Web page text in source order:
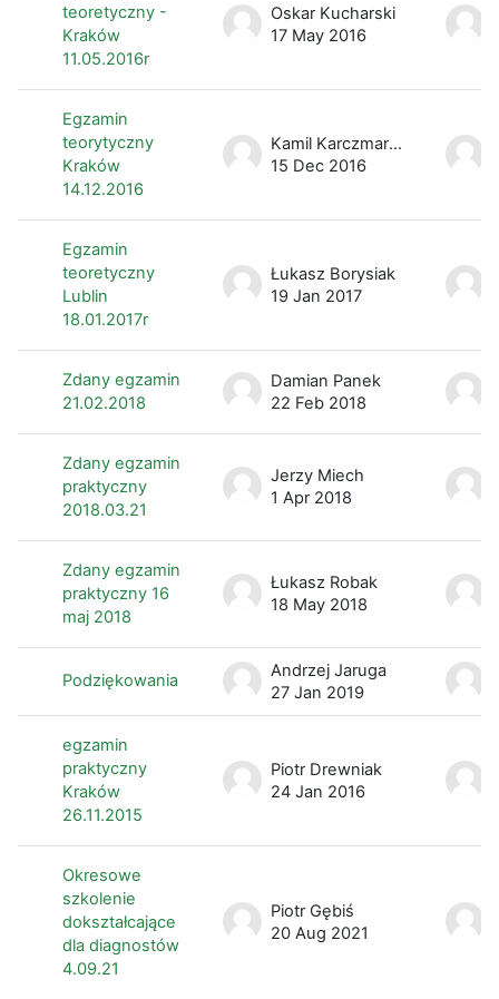
teoretyczny -
Kraków
11.05.2016r
Oskar Kucharski
17 May 2016
Egzamin
teorytyczny
Kraków
14.12.2016
Kamil Karczmarzyk
15 Dec 2016
Egzamin
teoretyczny
Lublin
18.01.2017r
Łukasz Borysiak
19 Jan 2017
Zdany egzamin
21.02.2018
Damian Panek
22 Feb 2018
Zdany egzamin
praktyczny
2018.03.21
Jerzy Miech
1 Apr 2018
Zdany egzamin
praktyczny 16
maj 2018
Łukasz Robak
18 May 2018
Podziękowania
Andrzej Jaruga
27 Jan 2019
egzamin
praktyczny
Kraków
26.11.2015
Piotr Drewniak
24 Jan 2016
Okresowe
szkolenie
dokształcające
dla diagnostów
4.09.21
Piotr Gębiś
20 Aug 2021